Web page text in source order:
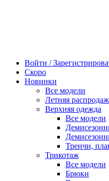
Войти /
Скоро
Новинки
Все модели
Летняя
Верхняя одежда
Все модели
Тренчи,
Трикотаж
Все модели
Брюки